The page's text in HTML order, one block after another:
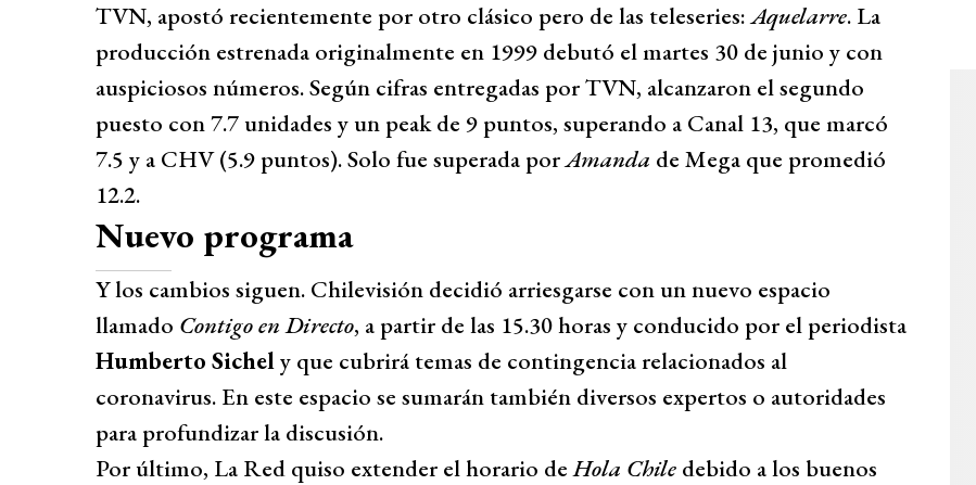
TVN, apostó recientemente por otro clásico pero de las teleseries:Aquelarre. La
producción estrenada originalmente en 1999 debutó el martes 30 de junio y con
auspiciosos números. Según cifras entregadas por TVN, alcanzaron el segundo
puesto con 7.7 unidades y un peak de 9 puntos, superando a Canal 13, que marcó
7.5 y a CHV (5.9 puntos). Solo fue superada porAmanda de Mega que promedió
12.2.
Nuevo programa
Y los cambios siguen. Chilevisión decidió arriesgarse con un nuevo espacio
llamado Contigo en Directo, a partir de las 15.30 horas y conducido por el periodista
Humberto Sichely que cubrirá temas de contingencia relacionados al
coronavirus. En este espacio se sumarán también diversos expertos o autoridades
para profundizar la discusión.
Por último, La Red quiso extender el horario deHola Chile debido a los buenos